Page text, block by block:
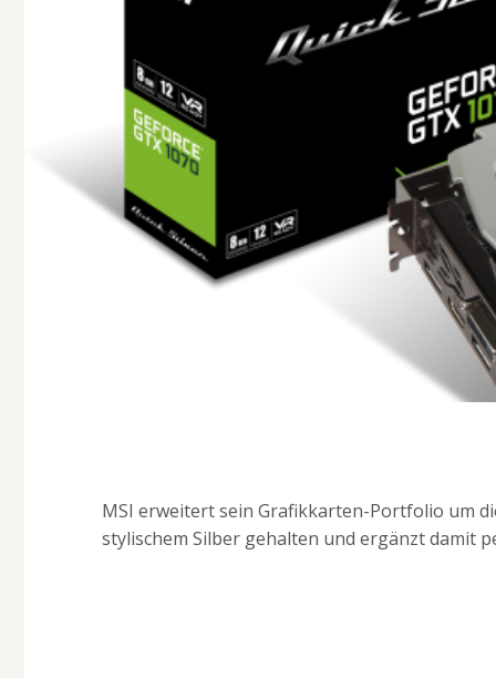
MSI erweitert sein Grafikkarten-Portfolio um
stylischem Silber gehalten und ergänzt damit